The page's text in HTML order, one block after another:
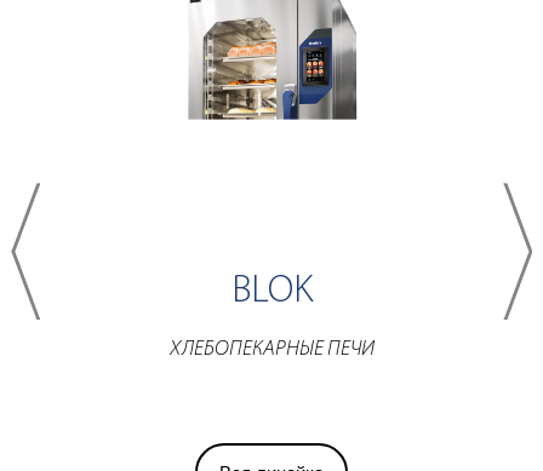
BLOK
ХЛЕБОПЕКАРНЫЕ ПЕЧИ